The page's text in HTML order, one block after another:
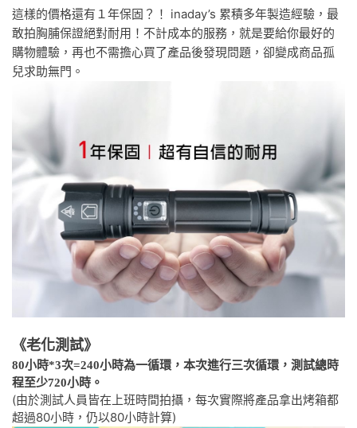
這樣的價格還有１年保固？！ inaday’s 累積多年製造經驗，最
敢拍胸脯保證絕對耐用！不計成本的服務，就是要給你最好的
購物體驗，再也不需擔心買了產品後發現問題，卻變成商品孤
兒求助無門。
《老化測試》
80小時*3次=240小時為一循環，本次進行三次循環，測試總時
程至少720小時。
(由於測試人員皆在上班時間拍攝，每次實際將產品拿出烤箱都
超過80小時，仍以80小時計算)